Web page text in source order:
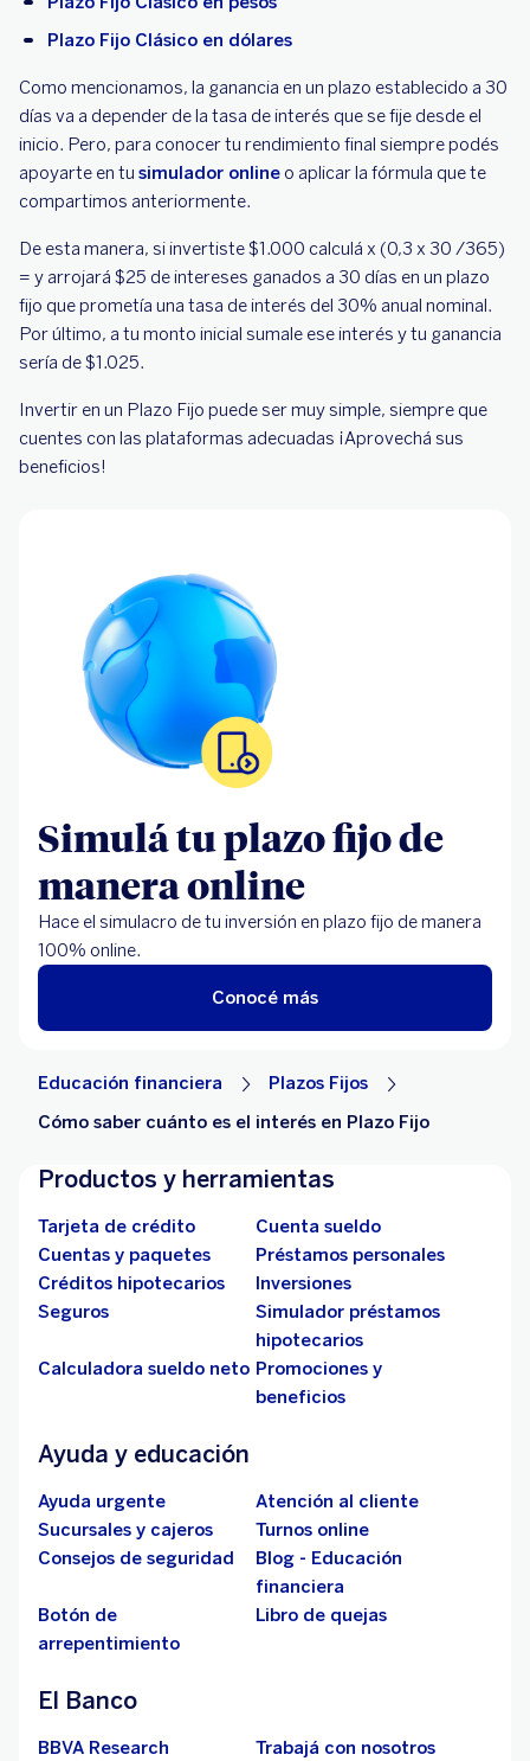
Plazo Fijo Clásico en dólares
Como mencionamos, la ganancia en un plazo establecido a 30
días va a depender de la tasa de interés que se fije desde el
inicio. Pero, para conocer tu rendimiento final siempre podés
apoyarte en tu simulador online o aplicar la fórmula que te
compartimos anteriormente.
De esta manera, si invertiste $1.000 calculá x (0,3 x 30 /365)
= y arrojará $25 de intereses ganados a 30 días en un plazo
fijo que prometía una tasa de interés del 30% anual nominal.
Por último, a tu monto inicial sumale ese interés y tu ganancia
sería de $1.025.
Invertir en un Plazo Fijo puede ser muy simple, siempre que
cuentes con las plataformas adecuadas ¡Aprovechá sus
beneficios!
Simulá tu plazo fijo de
manera online
Hace el simulacro de tu inversión en plazo fijo de manera
100% online.
Conocé más
Educación financiera
Plazos Fijos
Cómo saber cuánto es el interés en Plazo Fijo
Productos y herramientas
Tarjeta de crédito
Cuenta sueldo
Cuentas y paquetes
Préstamos personales
Créditos hipotecarios
Inversiones
Seguros
Simulador préstamos
hipotecarios
Calculadora sueldo neto Promociones y
beneficios
Ayuda y educación
Ayuda urgente
Atención al cliente
Sucursales y cajeros
Turnos online
Consejos de seguridad
Blog - Educación
financiera
Botón de
arrepentimiento
Libro de quejas
El Banco
BBVA Research
Trabajá con nosotros